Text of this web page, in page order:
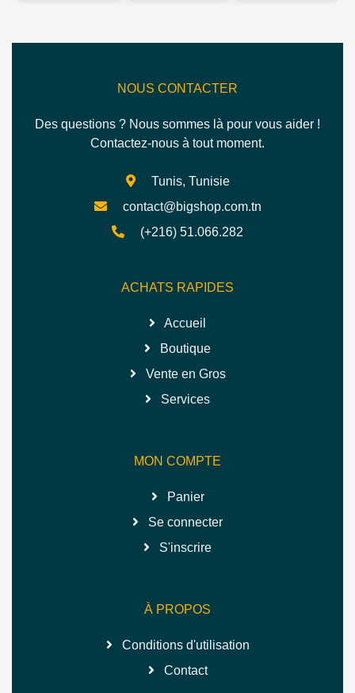
NOUS CONTACTER
Des questions ? Nous sommes là pour vous aider !
Contactez-nous à tout moment.
Tunis, Tunisie
contact@bigshop.com.tn
(+216) 51.066.282
ACHATS RAPIDES
Accueil
Boutique
Vente en Gros
Services
MON COMPTE
Panier
Se connecter
S'inscrire
À PROPOS
Conditions d'utilisation
Contact